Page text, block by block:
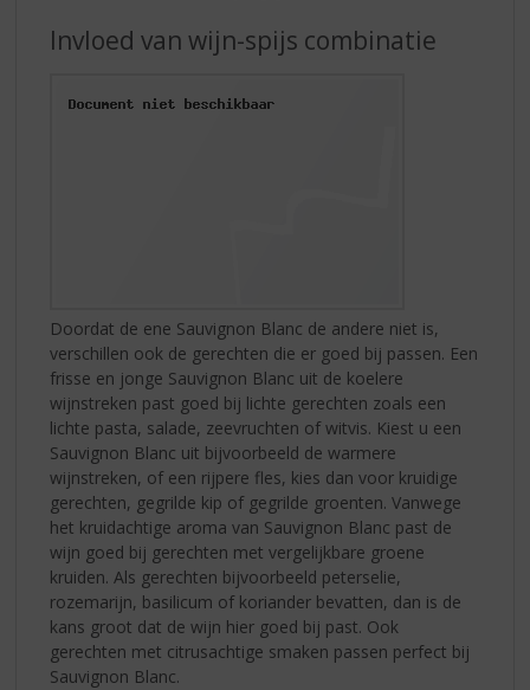
Invloed van wijn-spijs combinatie
Doordat de ene Sauvignon Blanc de andere niet is,
verschillen ook de gerechten die er goed bij passen. Een
frisse en jonge Sauvignon Blanc uit de koelere
wijnstreken past goed bij lichte gerechten zoals een
lichte pasta, salade, zeevruchten of witvis. Kiest u een
Sauvignon Blanc uit bijvoorbeeld de warmere
wijnstreken, of een rijpere fles, kies dan voor kruidige
gerechten, gegrilde kip of gegrilde groenten. Vanwege
het kruidachtige aroma van Sauvignon Blanc past de
wijn goed bij gerechten met vergelijkbare groene
kruiden. Als gerechten bijvoorbeeld peterselie,
rozemarijn, basilicum of koriander bevatten, dan is de
kans groot dat de wijn hier goed bij past. Ook
gerechten met citrusachtige smaken passen perfect bij
Sauvignon Blanc.